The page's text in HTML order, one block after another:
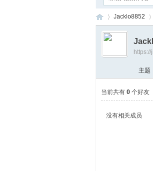
›
Jacklo8852
主题
当前共有 0 个好友
没有相关成员